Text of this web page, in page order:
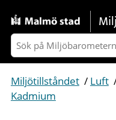
Gå direkt till sidans
Miljötillståndet / Luft
Kadmium